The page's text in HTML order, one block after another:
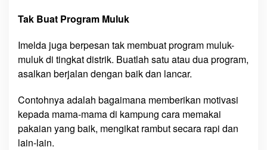
Tak Buat Program Muluk
Imelda juga berpesan tak membuat program muluk-
muluk di tingkat distrik. Buatlah satu atau dua program,
asalkan berjalan dengan baik dan lancar.
Contohnya adalah bagaimana memberikan motivasi
kepada mama-mama di kampung cara memakai
pakaian yang baik, mengikat rambut secara rapi dan
lain-lain.